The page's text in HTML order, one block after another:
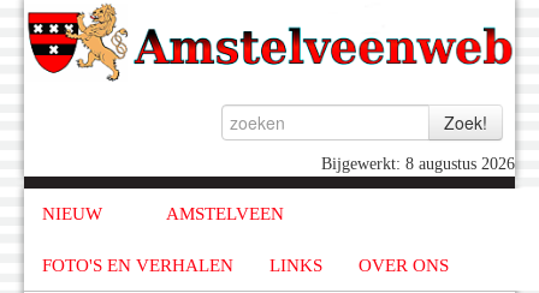
Bijgewerkt: 8 augustus 2026
NIEUW AMSTELVEEN
FOTO'S EN VERHALEN LINKS OVER ONS